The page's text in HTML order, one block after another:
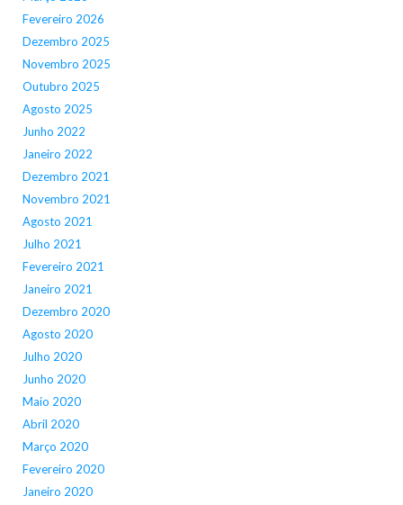
Fevereiro 2026
Dezembro 2025
Novembro 2025
Outubro 2025
Agosto 2025
Junho 2022
Janeiro 2022
Dezembro 2021
Novembro 2021
Agosto 2021
Julho 2021
Fevereiro 2021
Janeiro 2021
Dezembro 2020
Agosto 2020
Julho 2020
Junho 2020
Maio 2020
Abril 2020
Março 2020
Fevereiro 2020
Janeiro 2020